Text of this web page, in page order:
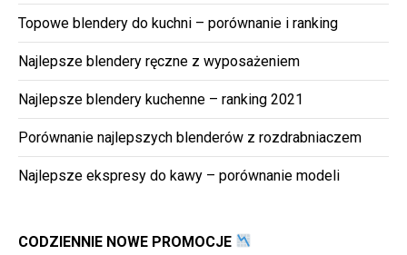
Topowe blendery do kuchni – porównanie i ranking
Najlepsze blendery ręczne z wyposażeniem
Najlepsze blendery kuchenne – ranking 2021
Porównanie najlepszych blenderów z rozdrabniaczem
Najlepsze ekspresy do kawy – porównanie modeli
CODZIENNIE NOWE PROMOCJE